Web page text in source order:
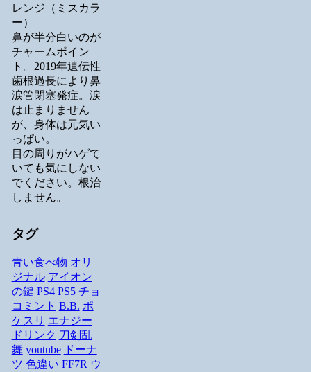
レンジ（ミスカラ
ー）
鼻が半分白いのが
チャームポイン
ト。2019年遺伝性
歯根過長により鼻
涙管閉塞発症。涙
は止まりません
が、身体は元気い
っぱい。
目の周りがハゲて
いても気にしない
でください。根治
しません。
タグ
青い食べ物 オリ
ジナル アイオン
の鍵 PS4 PS5 チョ
コミント B.B. ポ
ケスリ エナジー
ドリンク 刀剣乱
舞 youtube
ドーナ
ツ 色違い FF7R ウ